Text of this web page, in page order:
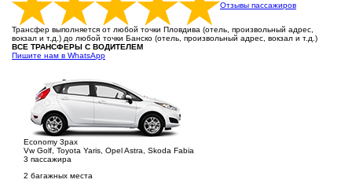
Отзывы пассажиров
Трансфер выполняется от любой точки Пловдива (отель, произвольный адрес,
вокзал и т.д.) до любой точки Банско (отель, произвольный адрес, вокзал и т.д.)
ВСЕ ТРАНСФЕРЫ С ВОДИТЕЛЕМ
Пишите нам в WhatsApp
Economy 3pax
Vw Golf, Toyota Yaris, Opel Astra, Skoda Fabia
3 пассажира
2 багажных места